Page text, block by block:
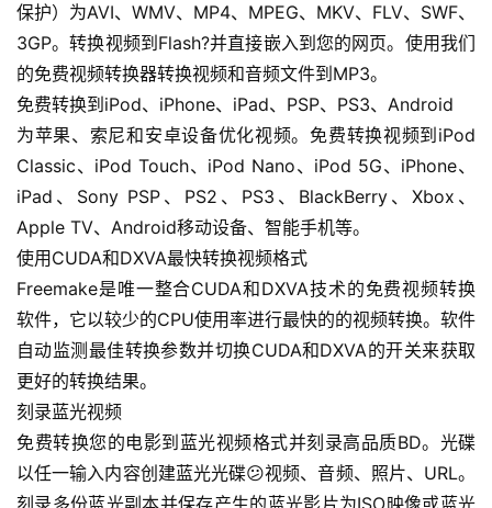
首
页
保护）为AVI、WMV、MP4、MPEG、MKV、FLV、SWF、
3GP。转换视频到Flash?并直接嵌入到您的网页。使用我们
的免费视频转换器转换视频和音频文件到MP3。
免费转换到iPod、iPhone、iPad、PSP、PS3、Android
为苹果、索尼和安卓设备优化视频。免费转换视频到iPod
Classic、iPod Touch、iPod Nano、iPod 5G、iPhone、
iPad、Sony PSP、PS2、PS3、BlackBerry、Xbox、
Apple TV、Android移动设备、智能手机等。
使用CUDA和DXVA最快转换视频格式
Freemake是唯一整合CUDA和DXVA技术的免费视频转换
软件，它以较少的CPU使用率进行最快的的视频转换。软件
自动监测最佳转换参数并切换CUDA和DXVA的开关来获取
更好的转换结果。
刻录蓝光视频
免费转换您的电影到蓝光视频格式并刻录高品质BD。光碟
以任一输入内容创建蓝光光碟😕视频、音频、照片、URL。